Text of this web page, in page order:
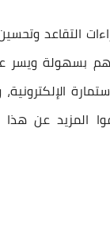
التقاعد
بسهولة ويسر
المزيد عن